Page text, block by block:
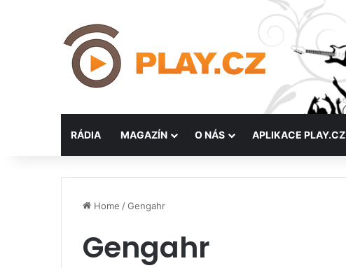
RÁDIA MAGAZÍN O NÁS APLIKACE PLAY.CZ
Home /Gengahr
Gengahr